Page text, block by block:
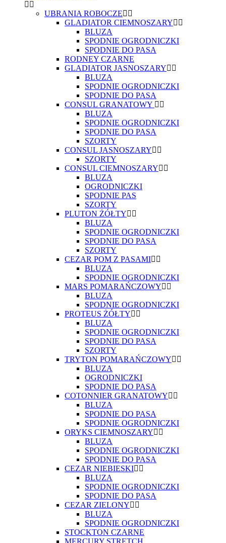
UBRANIA ROBOCZE
GLADIATOR CIEMNOSZARY
BLUZA
SPODNIE OGRODNICZKI
SPODNIE DO PASA
RODNEY CZARNE
GLADIATOR JASNOSZARY
BLUZA
SPODNIE OGRODNICZKI
SPODNIE DO PASA
CONSUL GRANATOWY
BLUZA
SPODNIE OGRODNICZKI
SPODNIE DO PASA
SZORTY
CONSUL JASNOSZARY
SZORTY
CONSUL CIEMNOSZARY
BLUZA
OGRODNICZKI
SPODNIE PAS
SZORTY
PLUTON ŻÓŁTY
BLUZA
SPODNIE OGRODNICZKI
SPODNIE DO PASA
SZORTY
CEZAR POM Z PASAMI
BLUZA
SPODNIE OGRODNICZKI
MARS POMARAŃCZOWY
BLUZA
SPODNIE OGRODNICZKI
PROTEUS ŻÓŁTY
BLUZA
SPODNIE OGRODNICZKI
SPODNIE DO PASA
SZORTY
TRYTON POMARAŃCZOWY
BLUZA
OGRODNICZKI
SPODNIE DO PASA
COTONNIER GRANATOWY
BLUZA
SPODNIE DO PASA
SPODNIE OGRODNICZKI
ORYKS CIEMNOSZARY
BLUZA
SPODNIE OGRODNICZKI
SPODNIE DO PASA
CEZAR NIEBIESKI
BLUZA
SPODNIE OGRODNICZKI
SPODNIE DO PASA
CEZAR ZIELONY
BLUZA
SPODNIE OGRODNICZKI
STOCKTON CZARNE
MERCURY STRETCH